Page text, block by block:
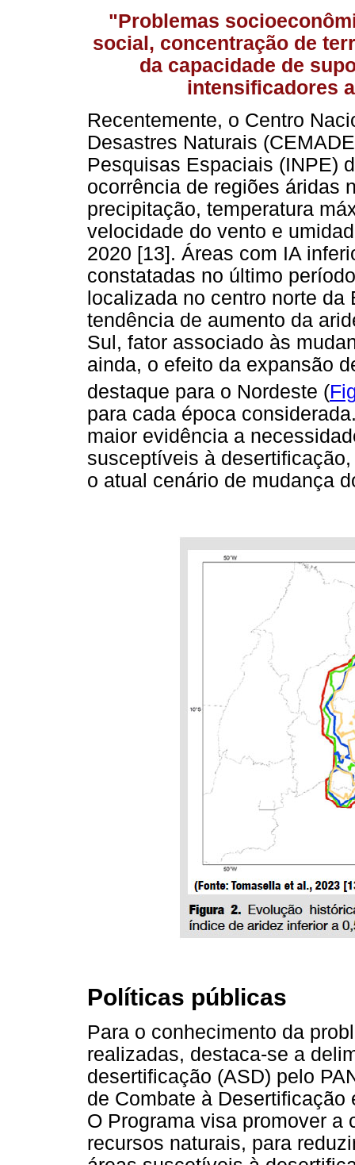
"Problemas
social, concentração de
da capacidade de
intensificadores
Recentemente, o Centro
Desastres Naturais
Pesquisas Espaciais (INPE)
ocorrência de regiões áridas
precipitação, temperatura
velocidade do vento e
2020 [13]. Áreas com IA
constatadas no último
localizada no centro norte
tendência de aumento da
Sul, fator associado às
ainda, o efeito da expansão
destaque para o Nordeste (
para cada época
maior evidência a
susceptíveis à
o atual cenário de mudança
Políticas públicas
Para o conhecimento da
realizadas, destaca-se a
desertificação (ASD) pelo
de Combate à
O Programa visa promover a
recursos naturais, para